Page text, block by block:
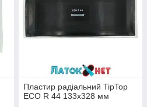
Пластир радіальний TipTop
ECO R 44 133х328 мм